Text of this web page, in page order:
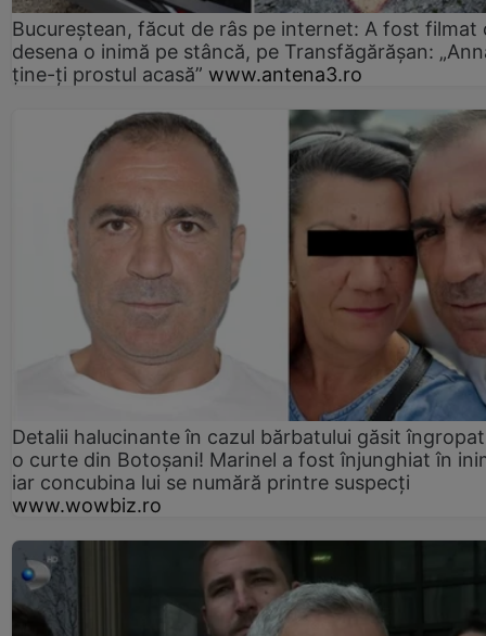
Bucureștean, făcut de râs pe internet: A fost filmat
desena o inimă pe stâncă, pe Transfăgărășan:
ține-ți prostul acasă” www.antena3.ro
Detalii halucinante în cazul bărbatului găsit
o curte din Botoșani! Marinel a fost înjunghiat în
iar concubina lui se numără printre suspecți
www.wowbiz.ro